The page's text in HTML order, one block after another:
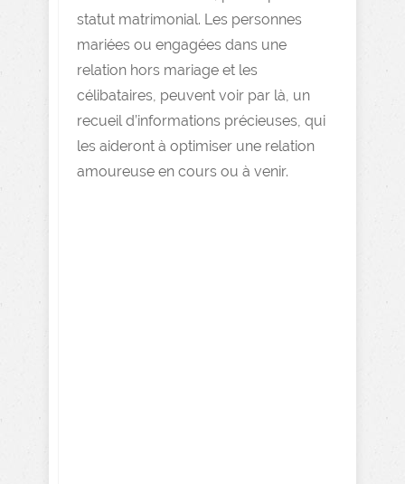
statut matrimonial. Les personnes
mariées ou engagées dans une
relation hors mariage et les
célibataires, peuvent voir par là, un
recueil d’informations précieuses, qui
les aideront à optimiser une relation
amoureuse en cours ou à venir.